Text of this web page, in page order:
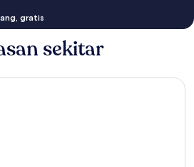
gratis
sekitar